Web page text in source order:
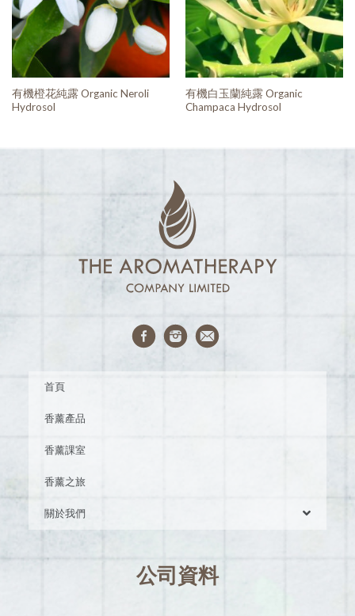
有機橙花純露 Organic Neroli
Hydrosol
有機白玉蘭純露 Organic
Champaca Hydrosol
首頁
香薰產品
香薰課室
香薰之旅
關於我們
公司資料